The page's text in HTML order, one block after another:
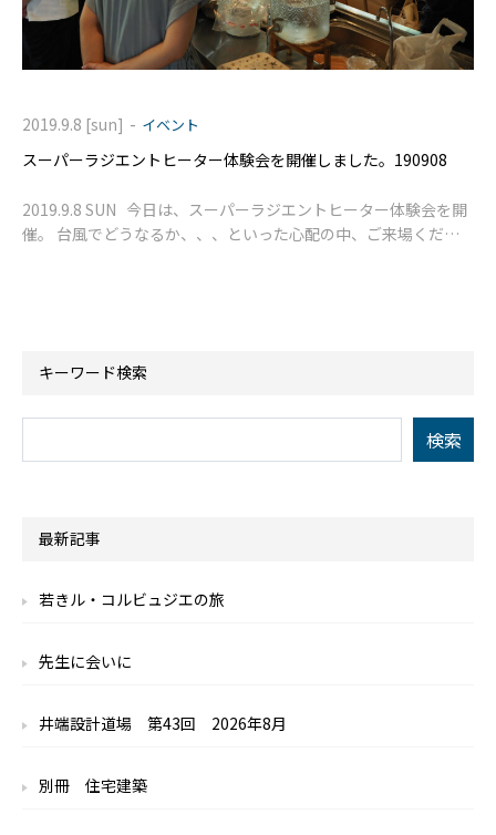
スーパーラジエントヒーター体験会を開催しました。190908
2019.9.8 [sun] - イベント
2019.9.8 SUN 今日は、スーパーラジエントヒーター体験会を開
催。 台風でどうなるか、、、といった心配の中、ご来場くださ
キーワード検索
最新記事
若きル・コルビュジエの旅
先生に会いに
井端設計道場 第43回 2026年8月
別冊 住宅建築